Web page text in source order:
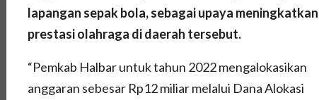
lapangan sepak bola, sebagai upaya meningkatkan
prestasi olahraga di daerah tersebut.
“Pemkab Halbar untuk tahun 2022 mengalokasikan
anggaran sebesar Rp12 miliar melalui Dana Alokasi